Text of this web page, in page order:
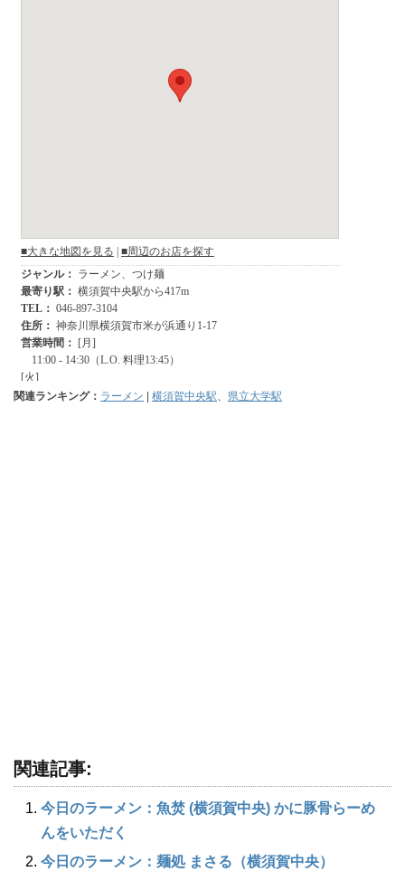
関連ランキング： ラーメン 横須賀中央駅、 県立大学駅
関連記事:
今日のラーメン：魚焚 (横須賀中央) かに豚骨らーめ
んをいただく
今日のラーメン：麺処 まさる（横須賀中央）